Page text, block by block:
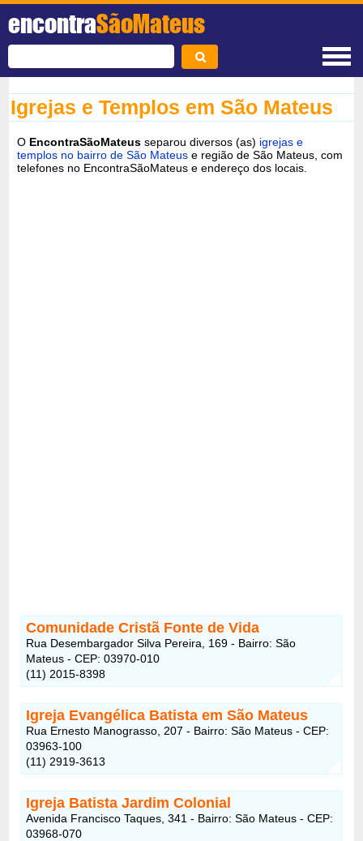
encontraSãoMateus
Igrejas e Templos em São Mateus
O EncontraSãoMateus separou diversos (as) igrejas e
templos no bairro de São Mateus e região de São Mateus, com
telefones no EncontraSãoMateus e endereço dos locais.
Comunidade Cristã Fonte de Vida
Rua Desembargador Silva Pereira, 169 - Bairro: São
Mateus - CEP: 03970-010
(11) 2015-8398
Igreja Evangélica Batista em São Mateus
Rua Ernesto Manograsso, 207 - Bairro: São Mateus - CEP:
03963-100
(11) 2919-3613
Igreja Batista Jardim Colonial
Avenida Francisco Taques, 341 - Bairro: São Mateus - CEP:
03968-070